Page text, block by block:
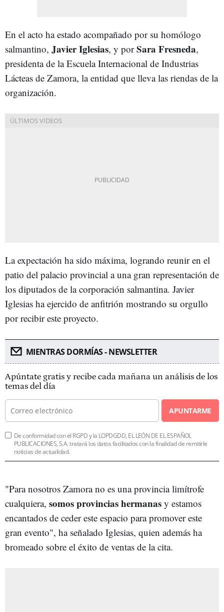
En el acto ha estado acompañado por su homólogo
salmantino, Javier Iglesias, y porSara Fresneda,
presidenta de la Escuela Internacional de Industrias
Lácteas de Zamora, la entidad que lleva las riendas de la
organización.
La expectación ha sido máxima, logrando reunir en el
patio del palacio provincial a una gran representación de
los diputados de la corporación salmantina. Javier
Iglesias ha ejercido de anfitrión mostrando su orgullo
por recibir este proyecto.
MIENTRAS DORMÍAS - NEWSLETTER
Apúntate gratis y recibe cada mañana un análisis de los
temas del día
APUNTARME
De conformidad con el RGPD y la LOPDGDD, EL LEÓN DE EL ESPAÑOL
PUBLICACIONES, S.A. tratará los datos facilitados con la finalidad de remitirle
noticias de actualidad.
"Para nosotros Zamora no es una provincia limítrofe
cualquiera, somos provincias hermanas y estamos
encantados de ceder este espacio para promover este
gran evento", ha señalado Iglesias, quien además ha
bromeado sobre el éxito de ventas de la cita.